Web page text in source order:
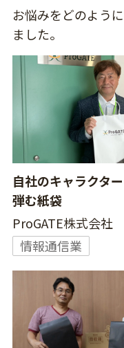
お悩みをどのよう
ました。
自社のキャラクタ
弾む紙袋
ProGATE株式会社
情報通信業